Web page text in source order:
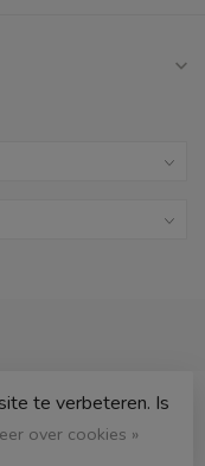
te verbeteren. Is
over cookies »